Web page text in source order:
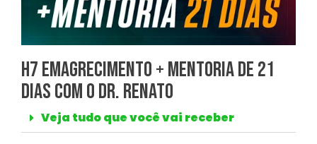
H7 Emagrecimento + Mentoria de 21
Dias com o Dr. Renato
Veja tudo que você vai receber